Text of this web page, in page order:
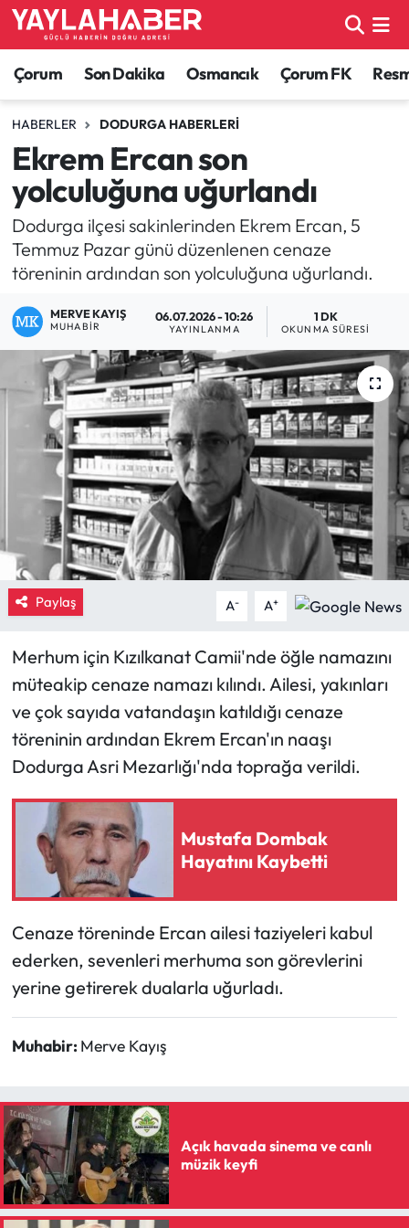
Çorum Son Dakika Osmancık Çorum FK
HABERLER DODURGA HABERLERI
Ekrem Ercan son
yolculuğuna uğurlandı
Dodurga ilçesi sakinlerinden Ekrem Ercan, 5
Temmuz Pazar günü düzenlenen cenaze
töreninin ardından son yolculuğuna uğurlandı.
MERVE KAYIŞ
MUHABIR
06.07.2026 - 10:26
YAYINLANMA
1 DK
OKUNMA SÜRESI
Paylaş A- A+
Merhum için Kızılkanat Camii'nde öğle namazını
müteakip cenaze namazı kılındı. Ailesi, yakınları
ve çok sayıda vatandaşın katıldığı cenaze
töreninin ardından Ekrem Ercan'ın naaşı
Dodurga Asri Mezarlığı'nda toprağa verildi.
Mustafa Dombak
Hayatını Kaybetti
Cenaze töreninde Ercan ailesi taziyeleri kabul
ederken, sevenleri merhuma son görevlerini
yerine getirerek dualarla uğurladı.
Muhabir: Merve Kayış
Açık havada sinema ve canlı
müzik keyfi
Alaca Haberleri
Bayat Haberleri
Bilgi - Keşfet Haberleri
Bilim ve Teknoloji
Boğazkale Haberleri
Çorum Son Dakika Haberleri
Dodurga Haberleri
Eğitim
Ekonomi
Güncel
İskilip Haberleri
Kimdir?
Kültür Sanat
Laçin Haberleri
Magazin
Mecitözü Haberleri
Ortaköy Haberleri
Osmancık Haberleri
Otomotiv
Resmi Reklam
Sağlık
Çorum Nöbetçi Eczaneler
Çorum Hava Durumu
Çorum Namaz Vakitleri
Çorum Trafik Yoğunluk Haritası
TFF 1.Lig Puan Durumu ve Fikstür
Son Dakika Haberleri
Haber Arşivi